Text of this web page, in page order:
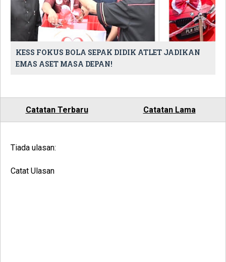
KESS FOKUS BOLA SEPAK DIDIK ATLET JADIKAN
EMAS ASET MASA DEPAN!
Catatan Terbaru Catatan Lama
Tiada ulasan:
Catat Ulasan